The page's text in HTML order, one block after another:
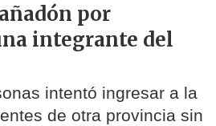
por
integrante del
intentó ingresar a la
de otra provincia sin